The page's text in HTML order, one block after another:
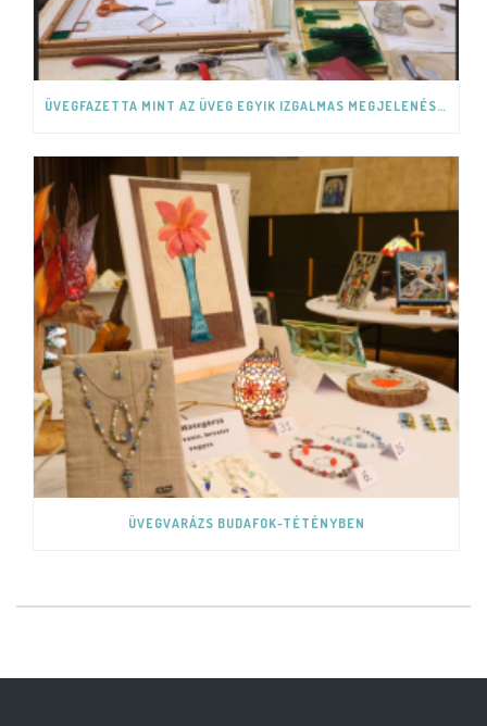
ÜVEGFAZETTA MINT AZ ÜVEG EGYIK IZGALMAS MEGJELENÉSI FORMÁJA.
ÜVEGVARÁZS BUDAFOK-TÉTÉNYBEN